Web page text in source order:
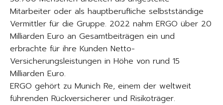
Mitarbeiter oder als hauptberufliche selbstständige
Vermittler für die Gruppe. 2022 nahm ERGO über 20
Milliarden Euro an Gesamtbeiträgen ein und
erbrachte für ihre Kunden Netto-
Versicherungsleistungen in Höhe von rund 15
Milliarden Euro.
ERGO gehört zu Munich Re, einem der weltweit
führenden Rückversicherer und Risikoträger.